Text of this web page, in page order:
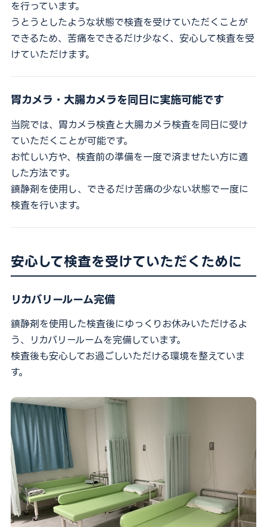
を行っています。
うとうとしたような状態で検査を受けていただくことが
できるため、苦痛をできるだけ少なく、安心して検査を受
けていただけます。
胃カメラ・大腸カメラを同日に実施可能です
当院では、胃カメラ検査と大腸カメラ検査を同日に受け
ていただくことが可能です。
お忙しい方や、検査前の準備を一度で済ませたい方に適
した方法です。
鎮静剤を使用し、できるだけ苦痛の少ない状態で一度に
検査を行います。
安心して検査を受けていただくために
リカバリールーム完備
鎮静剤を使用した検査後にゆっくりお休みいただけるよ
う、リカバリールームを完備しています。
検査後も安心してお過ごしいただける環境を整えていま
す。